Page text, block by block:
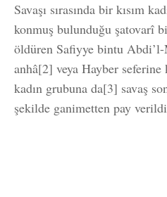
Savaşı sırasında bir kısım
konmuş bulunduğu şatovarî
öldüren Safiyye bintu
anhâ[2] veya Hayber
kadın grubuna da[3] savaş
şekilde ganimetten pay